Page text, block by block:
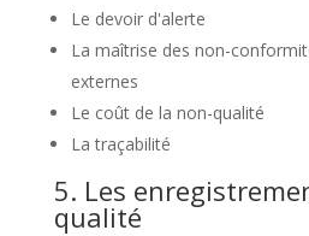
Le devoir d'alerte
La maîtrise des non-
externes
Le coût de la non-qualité
La traçabilité
5. Les
qualité